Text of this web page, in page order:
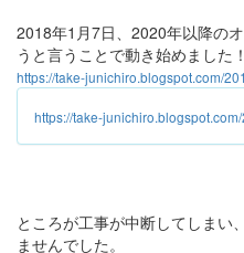
2018年1月7日、2020年以降の
うと言うことで動き始めました！
https://take-junichiro.blogspot.com/
https://take-
ところが工事が中断してしまい
ませんでした。